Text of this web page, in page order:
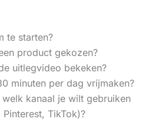
te starten?
product gekozen?
uitlegvideo bekeken?
minuten per dag vrijmaken?
welk kanaal je wilt gebruiken
TikTok)?